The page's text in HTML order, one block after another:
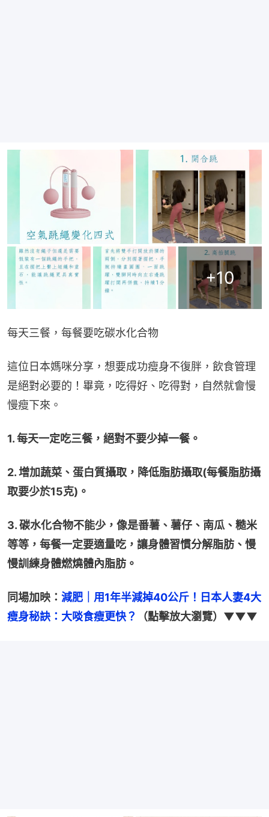
+10
每天三餐，每餐要吃碳水化合物
這位日本媽咪分享，想要成功瘦身不復胖，飲食管理
是絕對必要的！畢竟，吃得好、吃得對，自然就會慢
慢瘦下來。
1. 每天一定吃三餐，絕對不要少掉一餐。
2. 增加蔬菜、蛋白質攝取，降低脂肪攝取(每餐脂肪攝
取要少於15克)。
3. 碳水化合物不能少，像是番薯、薯仔、南瓜、糙米
等等，每餐一定要適量吃，讓身體習慣分解脂肪、慢
慢訓練身體燃燒體內脂肪。
同場加映： 減肥｜用1年半減掉40公斤！日本人妻4大
瘦身秘訣：大啖食瘦更快？
（點擊放大瀏覽）▼▼▼